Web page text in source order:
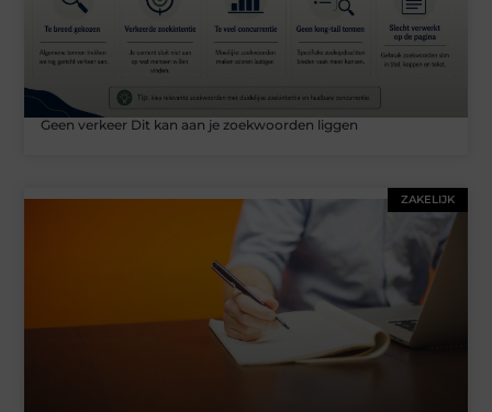
Geen verkeer Dit kan aan je zoekwoorden liggen
ZAKELIJK